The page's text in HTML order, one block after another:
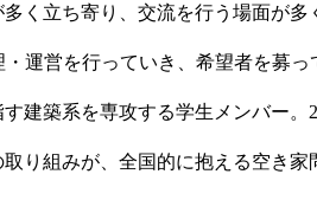
く立ち寄り、交流を行う場面が多
運営を行っていき、希望者を募
築系を専攻する学生メンバー
組みが、全国的に抱える空き家